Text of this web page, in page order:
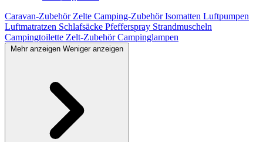
Caravan-Zubehör Zelte Camping-ZubehörIsomatten Luftpumpen
Luftmatratzen Schlafsäcke Pfefferspray Strandmuscheln
Campingtoilette Zelt-ZubehörCampinglampen
Mehr anzeigen Weniger anzeigen